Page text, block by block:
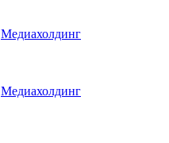
Медиахолдинг
Медиахолдинг